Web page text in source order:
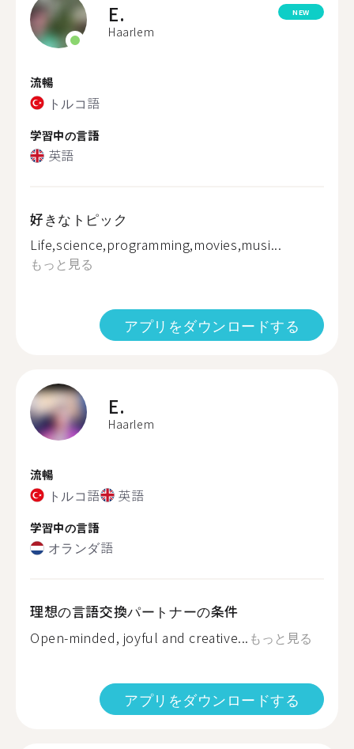
E.
Haarlem
NEW
流暢
トルコ語
学習中の言語
英語
好きなトピック
Life,science,programming,movies,musi...
もっと見る
アプリをダウンロードする
E.
Haarlem
流暢
トルコ語 英語
学習中の言語
オランダ語
理想の言語交換パートナーの条件
Open-minded, joyful and creative... もっと見る
アプリをダウンロードする